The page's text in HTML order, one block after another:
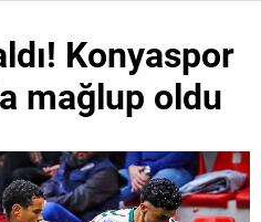
Konyaspor
mağlup oldu